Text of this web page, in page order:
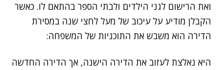
ואת הרישום לגני הילדים ולבתי הספר בהתאם לו. כאשר
הקבלן מודיע על עיכוב של מעל לחצי שנה במסירת
הדירה הוא משבש את התוכניות של המשפחה:
היא נאלצת לעזוב את הדירה הישנה, אך הדירה החדשה